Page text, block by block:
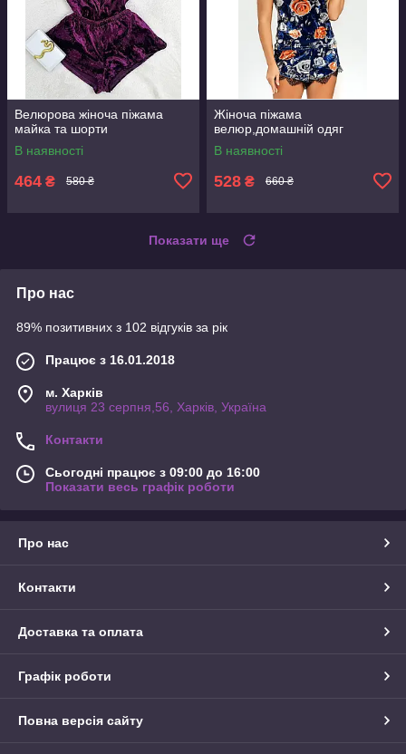
Велюрова жіноча піжама
майка та шорти
В наявності
464 ₴ 580 ₴
Жіноча піжама
велюр,домашній одяг
В наявності
528 ₴ 660 ₴
Показати ще
Про нас
89% позитивних з 102 відгуків за рік
Працює з 16.01.2018
м. Харків
вулиця 23 серпня,56, Харків, Україна
Контакти
Сьогодні працює з 09:00 до 16:00
Показати весь графік роботи
Про нас
Контакти
Доставка та оплата
Графік роботи
Повна версія сайту